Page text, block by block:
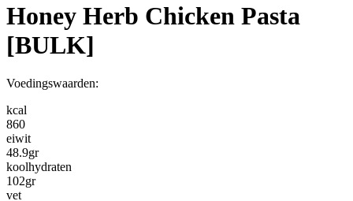
Honey Herb Chicken Pasta
[BULK]
Voedingswaarden:
kcal
860
eiwit
48.9gr
koolhydraten
102gr
vet